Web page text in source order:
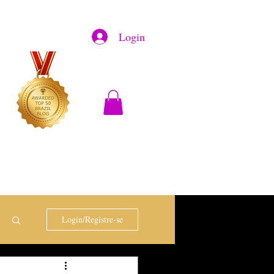
Login
Login/Registre-se